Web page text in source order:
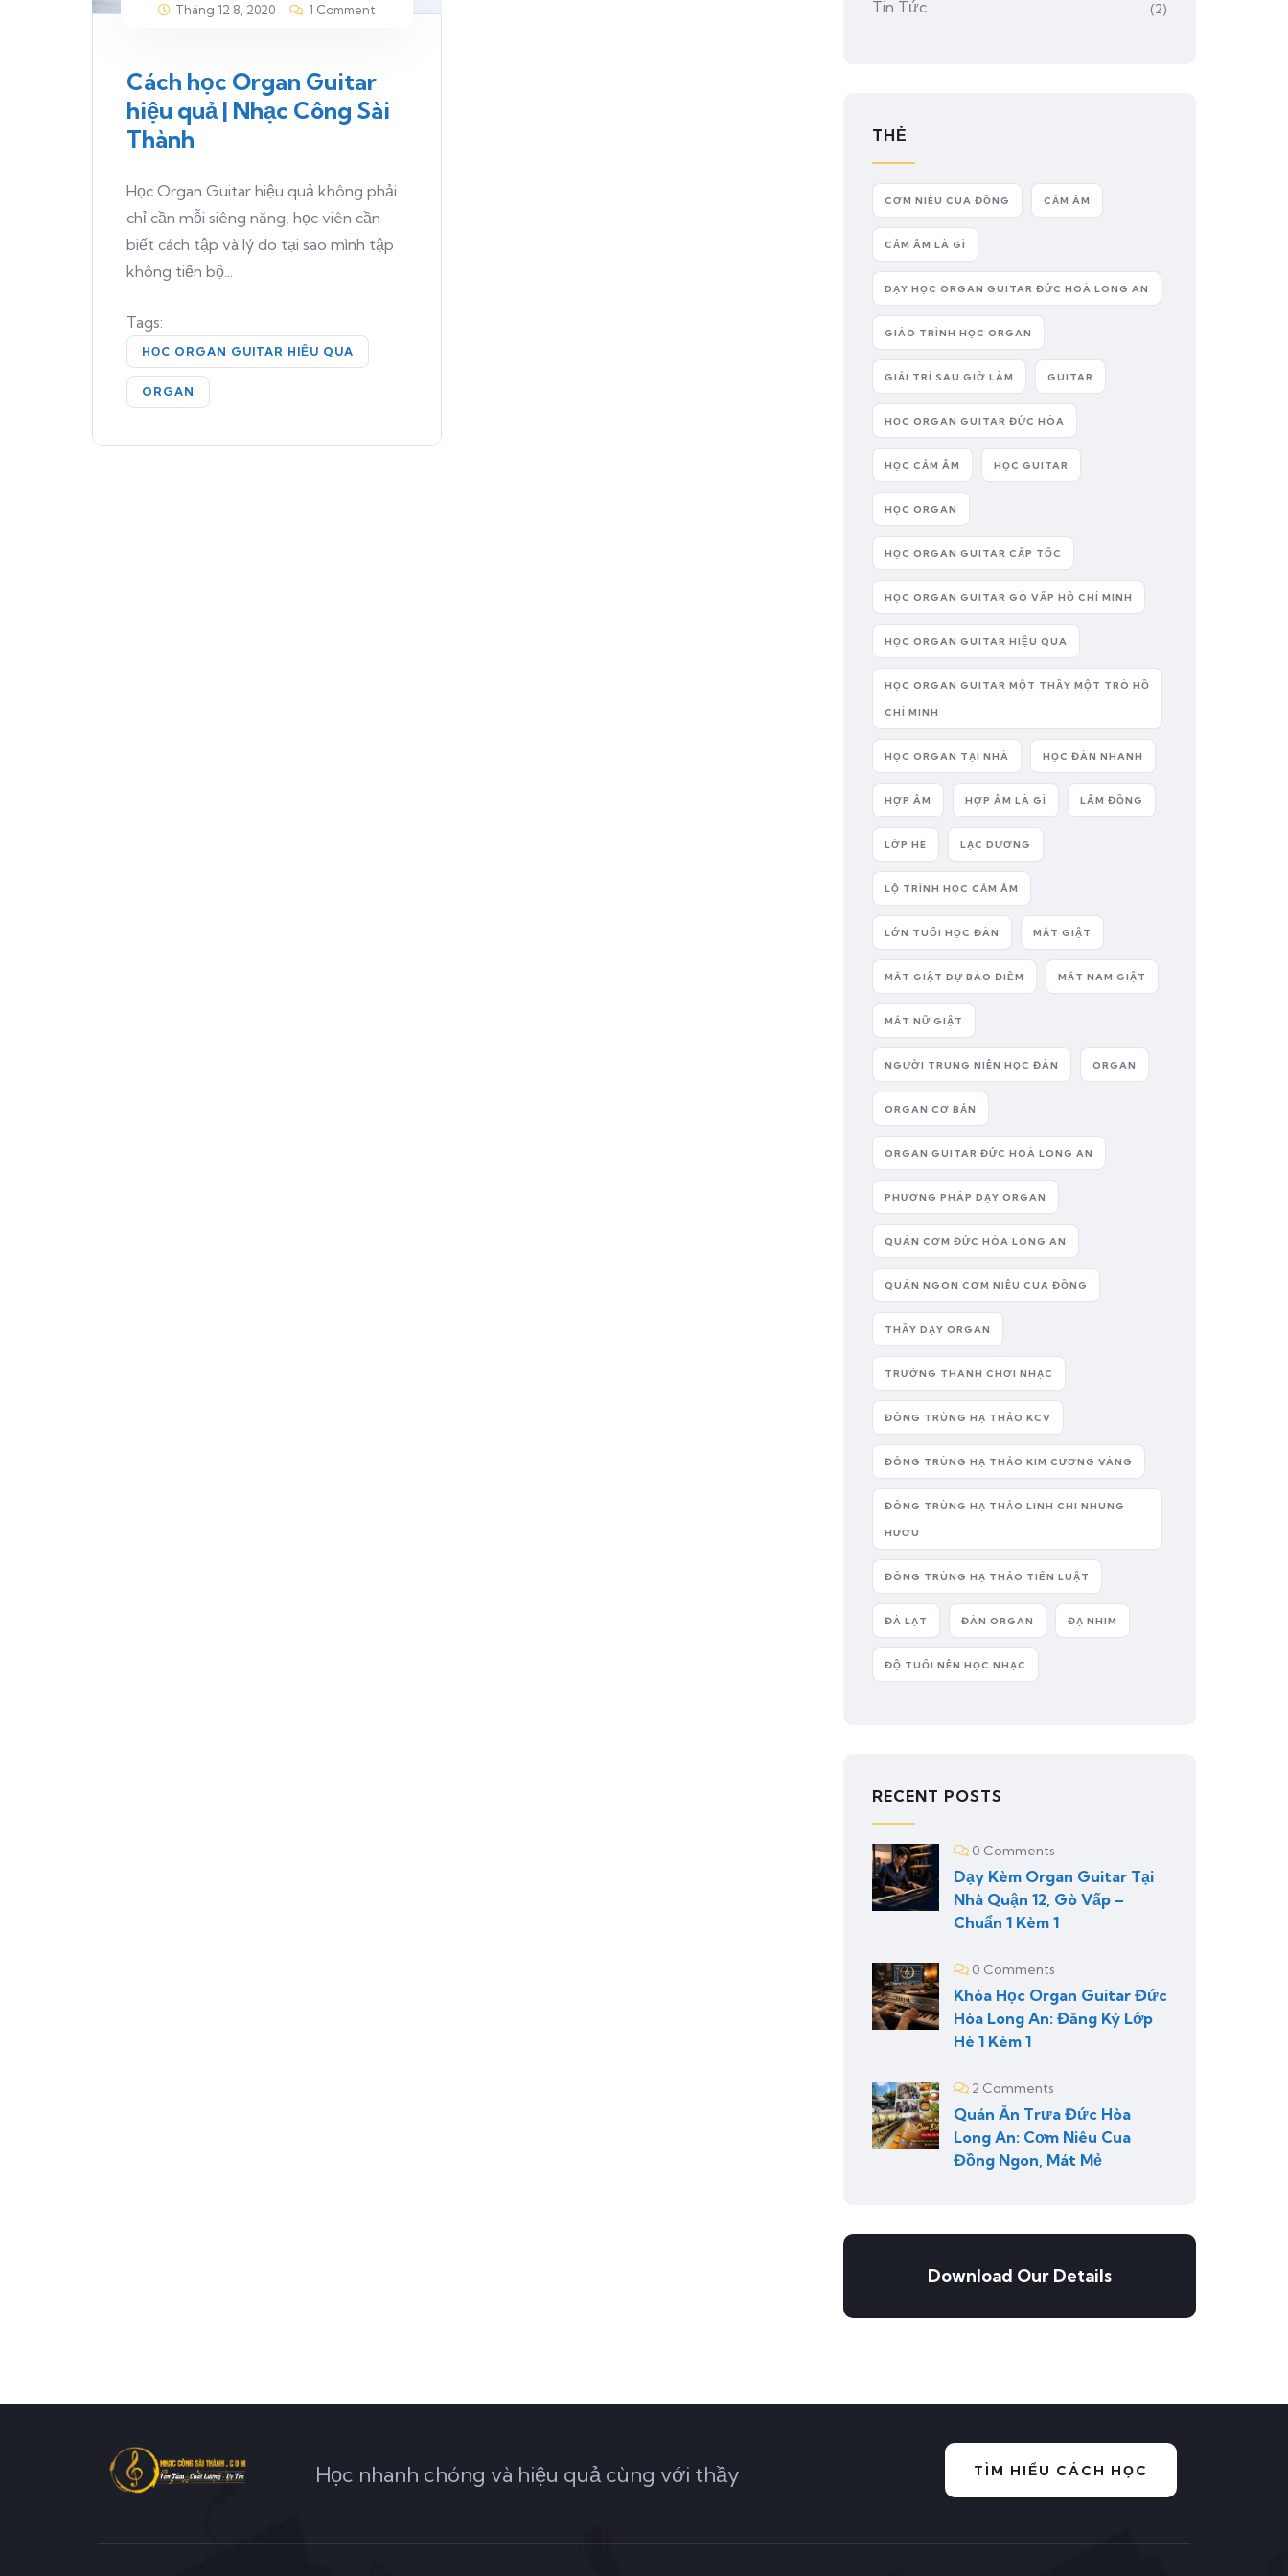
Tháng 12 8, 2020 1 Comment
Cách học Organ Guitar
hiệu quả | Nhạc Công Sài
Thành
Học Organ Guitar hiệu quả không phải
chỉ cần mỗi siêng năng, học viên cần
biết cách tập và lý do tại sao mình tập
không tiến bộ...
Tags:
HỌC ORGAN GUITAR HIỆU QUA
ORGAN
Tin Tức (2)
THẺ
CƠM NIÊU CUA ĐỒNG CẢM ÂM
CẢM ÂM LÀ GÌ
DẠY HỌC ORGAN GUITAR ĐỨC HOÀ LONG AN
GIÁO TRÌNH HỌC ORGAN
GIẢI TRÍ SAU GIỜ LÀM GUITAR
HỌC ORGAN GUITAR ĐỨC HÒA
HỌC CẢM ÂM HỌC GUITAR
HỌC ORGAN
HỌC ORGAN GUITAR CẤP TỐC
HỌC ORGAN GUITAR GÒ VẤP HỒ CHÍ MINH
HỌC ORGAN GUITAR HIỆU QUA
HỌC ORGAN GUITAR MỘT THẦY MỘT TRÒ HỒ
CHÍ MINH
HỌC ORGAN TẠI NHÀ HỌC ĐÀN NHANH
HỢP ÂM HỢP ÂM LÀ GÌ LÂM ĐỒNG
LỚP HÈ LẠC DƯƠNG
LỘ TRÌNH HỌC CẢM ÂM
LỚN TUỔI HỌC ĐÀN MẮT GIẬT
MẮT GIẬT DỰ BÁO ĐIỀM MẮT NAM GIẬT
MẮT NỮ GIẬT
NGƯỜI TRUNG NIÊN HỌC ĐÀN ORGAN
ORGAN CƠ BẢN
ORGAN GUITAR ĐỨC HOÀ LONG AN
PHƯƠNG PHÁP DẠY ORGAN
QUÁN CƠM ĐỨC HÒA LONG AN
QUÁN NGON CƠM NIÊU CUA ĐỒNG
THẦY DẠY ORGAN
TRƯỞNG THÀNH CHƠI NHẠC
ĐÔNG TRÙNG HẠ THẢO KCV
ĐÔNG TRÙNG HẠ THẢO KIM CƯƠNG VÀNG
ĐÔNG TRÙNG HẠ THẢO LINH CHI NHUNG
HƯƠU
ĐÔNG TRÙNG HẠ THẢO TIẾN LUẬT
ĐÀ LẠT ĐÀN ORGAN ĐẠ NHIM
ĐỘ TUỔI NÊN HỌC NHẠC
RECENT POSTS
0 Comments
Dạy Kèm Organ Guitar Tại
Nhà Quận 12, Gò Vấp –
Chuẩn 1 Kèm 1
0 Comments
Khóa Học Organ Guitar Đức
Hòa Long An: Đăng Ký Lớp
Hè 1 Kèm 1
2 Comments
Quán Ăn Trưa Đức Hòa
Long An: Cơm Niêu Cua
Đồng Ngon, Mát Mẻ
Download Our Details
Học nhanh chóng và hiệu quả cùng với thầy TÌM HIỂU CÁCH HỌC